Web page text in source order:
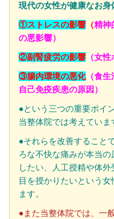
現代の女性が健康なお身
①ストレスの影響 （精神
の悪影響）
②副腎疲労の影響 （女
③腸内環境の悪化（食生
自己免疫疾患の原因）
●という三つの重要ポイ
当整体院では考えていま
●それらを改善することで
ろな不快な痛みが本当
したい、人工授精や体
目を授かりたいという
ます。
●また当整体院では、一